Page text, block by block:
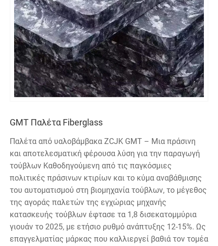
GMT Παλέτα Fiberglass
Παλέτα από υαλοβάμβακα ZCJK GMT – Μια πράσινη
και αποτελεσματική φέρουσα λύση για την παραγωγή
τούβλων Καθοδηγούμενη από τις παγκόσμιες
πολιτικές πράσινων κτιρίων και το κύμα αναβάθμισης
του αυτοματισμού στη βιομηχανία τούβλων, το μέγεθος
της αγοράς παλετών της εγχώριας μηχανής
κατασκευής τούβλων έφτασε τα 1,8 δισεκατομμύρια
γιουάν το 2025, με ετήσιο ρυθμό ανάπτυξης 12-15%. Ως
επαγγελματίας μάρκας που καλλιεργεί βαθιά τον τομέα